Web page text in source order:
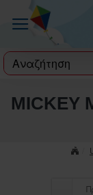
label
MICKEY